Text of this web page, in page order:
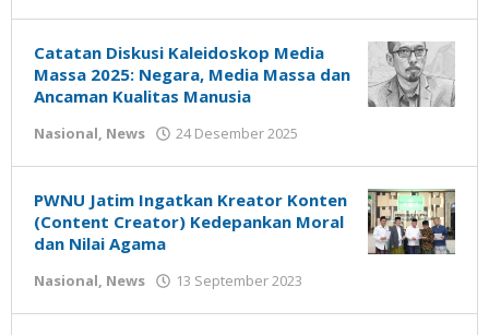
Susanto
Catatan Diskusi Kaleidoskop Media
Massa 2025: Negara, Media Massa dan
Ancaman Kualitas Manusia
Nasional, News 24 Desember 2025
Susanto
PWNU Jatim Ingatkan Kreator Konten
(Content Creator) Kedepankan Moral
dan Nilai Agama
Nasional, News 13 September 2023
Susanto